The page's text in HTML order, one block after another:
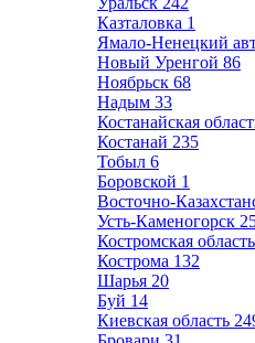
Казталовка 1
Ямало-Ненецкий
Новый Уренгой 86
Ноябрьск 68
Надым 33
Костанайская
Костанай 235
Тобыл 6
Боровской 1
Восточно-
Усть-Каменогорск
Костромская область
Кострома 132
Шарья 20
Буй 14
Киевская область